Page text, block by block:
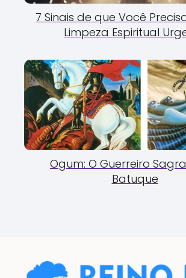
7 Sinais de que Você
Limpeza Espiritual
Ogum: O Guerreiro
Batuque